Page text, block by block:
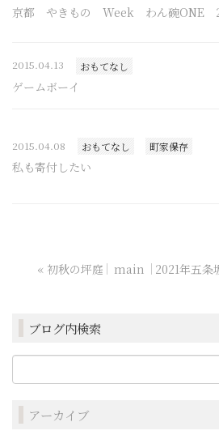
京都 やきもの Week わん碗ONE
2015.04.13 おもてなし
ゲームボーイ
2015.04.08 おもてなし 町家保存
私も寄付したい
« 初秋の坪庭 main 2021年五
ブログ内検索
アーカイブ